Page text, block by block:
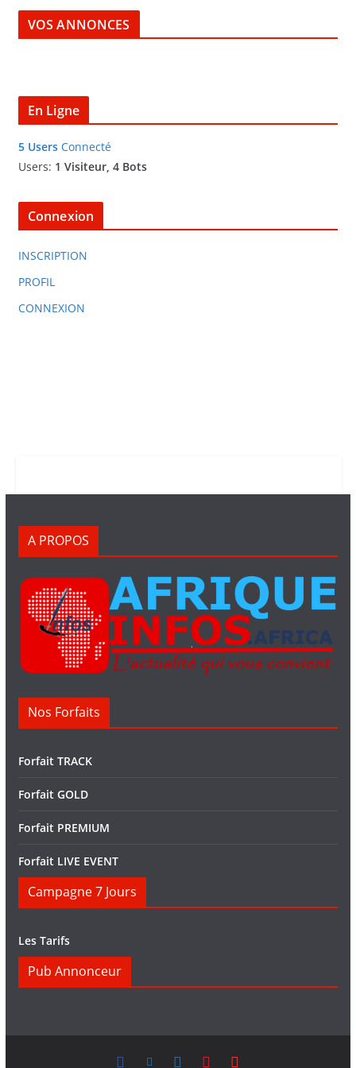
é
VOS ANNONCES
En Ligne
5 UsersConnecté
Users: 1 Visiteur, 4 Bots
Connexion
INSCRIPTION
PROFIL
CONNEXION
A PROPOS
Nos Forfaits
Forfait TRACK
Forfait GOLD
Forfait PREMIUM
Forfait LIVE EVENT
Campagne 7 Jours
Les Tarifs
Pub Annonceur